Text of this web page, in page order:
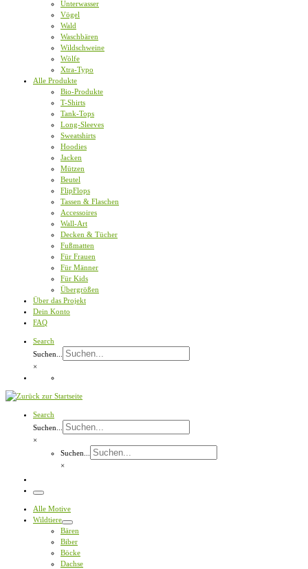
Unterwasser
Vögel
Wald
Waschbären
Wildschweine
Wölfe
Xtra-Typo
Alle Produkte
Bio-Produkte
T-Shirts
Tank-Tops
Long-Sleeves
Sweatshirts
Hoodies
Jacken
Mützen
Beutel
FlipFlops
Tassen & Flaschen
Accessoires
Wall-Art
Decken & Tücher
Fußmatten
Für Frauen
Für Männer
Für Kids
Übergrößen
Über das Projekt
Dein Konto
FAQ
Search
Suchen...
×
Search
Suchen...
×
Suchen...
×
Menü
Alle Motive
Wildtiere
Bären
Biber
Böcke
Dachse